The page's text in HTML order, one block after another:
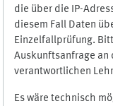
die über die IP-
diesem Fall Daten
Einzelfallprüfung.
Auskunftsanfrage an
verantwortlichen
Es wäre technisch